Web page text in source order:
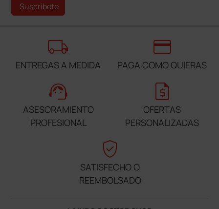
Suscríbete
local_shipping
ENTREGAS A MEDIDA
credit_card
PAGA COMO QUIERAS
support_agent
ASESORAMIENTO
PROFESIONAL
request_quote
OFERTAS
PERSONALIZADAS
verified_user
SATISFECHO O
REEMBOLSADO